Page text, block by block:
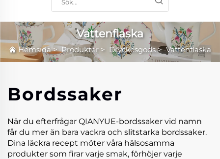
Vattenflaska
Hemsida>Produkter > Dryckesgods>Vattenflaska
Bordssaker
När du efterfrågar QIANYUE-bordssaker vid namn
får du mer än bara vackra och slitstarka bordssaker.
Dina läckra recept möter våra hälsosamma
produkter som firar varje smak, förhöjer varje